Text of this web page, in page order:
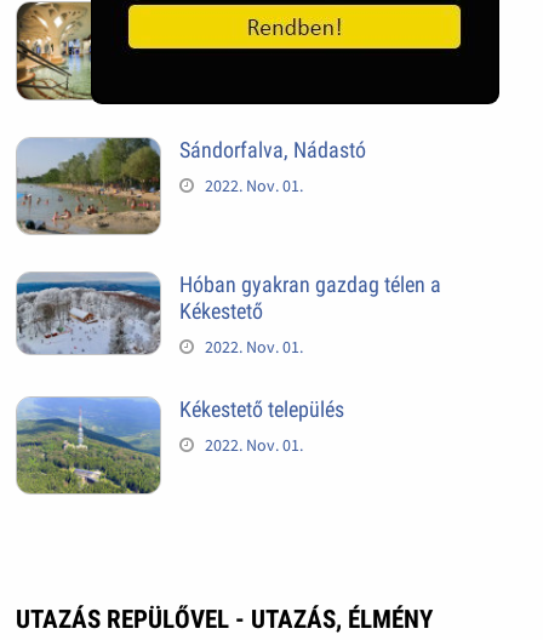
Hagymatikum | Makó fürdő
2022. Nov. 01.
Sándorfalva, Nádastó
2022. Nov. 01.
Hóban gyakran gazdag télen a
Kékestető
2022. Nov. 01.
Kékestető település
2022. Nov. 01.
UTAZÁS REPÜLŐVEL - UTAZÁS, ÉLMÉNY